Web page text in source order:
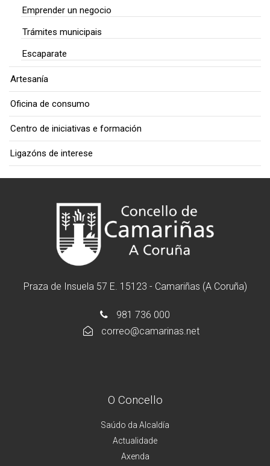
Emprender un negocio
Trámites municipais
Escaparate
Artesanía
Oficina de consumo
Centro de iniciativas e formación
Ligazóns de interese
Praza de Insuela 57 E. 15123 - Camariñas (A Coruña)
981 736 000
correo@camarinas.net
O Concello
Saúdo da Alcaldía
Actualidade
Axenda